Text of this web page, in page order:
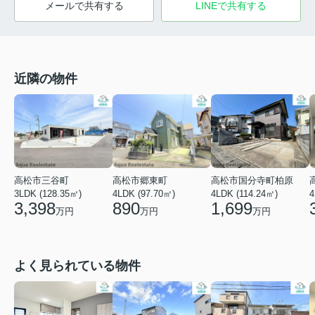
メールで共有する LINEで共有する
近隣の物件
高松市三谷町
3LDK (128.35㎡)
3,398万円
高松市郷東町
4LDK (97.70㎡)
890万円
高松市国分寺町柏原
4LDK (114.24㎡)
1,699万円
よく見られている物件